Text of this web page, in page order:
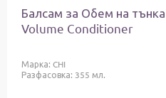
Балсам за Обем на
Volume Conditioner
Марка: CHI
Разфасовка: 355 мл.